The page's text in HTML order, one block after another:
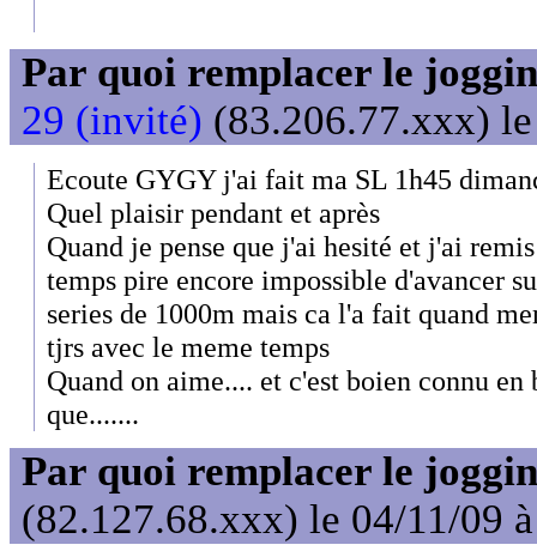
Par quoi remplacer le
29 (invité) (83.206.77.xxx)
Ecoute GYGY j'ai fait ma SL 1h45
Quel plaisir pendant et après
Quand je pense que j'ai hesité et j'ai
temps pire encore impossible d'avancer
series de 1000m mais ca l'a fait quand
tjrs avec le meme temps
Quand on aime.... et c'est boien connu
que.......
Par quoi remplacer le
(82.127.68.xxx) le 04/11/09